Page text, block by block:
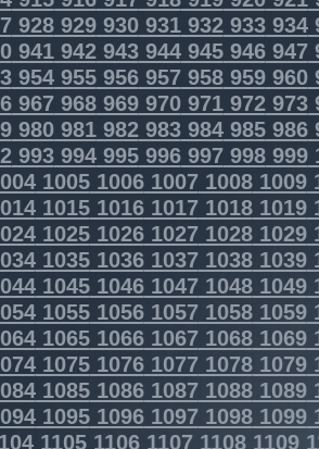
928929930931932933934
941942943944945946947
954955956957958959960
967968969970971972973
980981982983984985986
993994995996997998999
10051006100710081009
10151016101710181019
10251026102710281029
10351036103710381039
10451046104710481049
10551056105710581059
10651066106710681069
10751076107710781079
10851086108710881089
10951096109710981099
11051106110711081109